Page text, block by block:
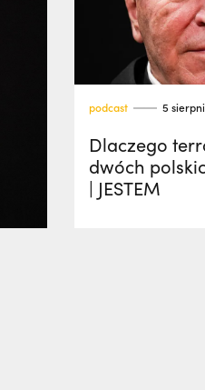
podcast 5
Dlaczego
dwóch
| JESTEM